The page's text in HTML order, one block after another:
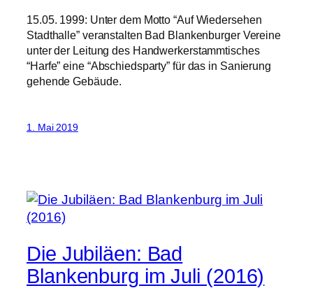
15.05. 1999: Unter dem Motto “Auf Wiedersehen
Stadthalle” veranstalten Bad Blankenburger Vereine
unter der Leitung des Handwerkerstammtisches
“Harfe” eine “Abschiedsparty” für das in Sanierung
gehende Gebäude.
1. Mai 2019
Die Jubiläen: Bad
Blankenburg im Juli (2016)